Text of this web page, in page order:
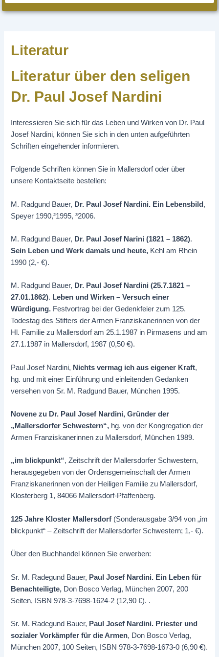
Literatur
Literatur über den seligen
Dr. Paul Josef Nardini
Interessieren Sie sich für das Leben und Wirken von Dr. Paul
Josef Nardini, können Sie sich in den unten aufgeführten
Schriften eingehender informieren.
Folgende Schriften können Sie in Mallersdorf oder über
unsere Kontaktseite bestellen:
M. Radgund Bauer, Dr. Paul Josef Nardini. Ein Lebensbild ,
Speyer 1990,²1995, ³2006.
M. Radgund Bauer, Dr. Paul Josef Narini (1821 – 1862).
Sein Leben und Werk damals und heute, Kehl am Rhein
1990 (2,- €).
M. Radgund Bauer, Dr. Paul Josef Nardini (25.7.1821 –
27.01.1862). Leben und Wirken – Versuch einer
Würdigung. Festvortrag bei der Gedenkfeier zum 125.
Todestag des Stifters der Armen Franziskanerinnen von der
Hl. Familie zu Mallersdorf am 25.1.1987 in Pirmasens und am
27.1.1987 in Mallersdorf, 1987 (0,50 €).
Paul Josef Nardini, Nichts vermag ich aus eigener Kraft,
hg. und mit einer Einführung und einleitenden Gedanken
versehen von Sr. M. Radgund Bauer, München 1995.
Novene zu Dr. Paul Josef Nardini, Gründer der
„Mallersdorfer Schwestern“, hg. von der Kongregation der
Armen Franziskanerinnen zu Mallersdorf, München 1989.
„im blickpunkt“, Zeitschrift der Mallersdorfer Schwestern,
herausgegeben von der Ordensgemeinschaft der Armen
Franziskanerinnen von der Heiligen Familie zu Mallersdorf,
Klosterberg 1, 84066 Mallersdorf-Pfaffenberg.
125 Jahre Kloster Mallersdorf (Sonderausgabe 3/94 von „im
blickpunkt“ – Zeitschrift der Mallersdorfer Schwestern; 1,- €).
Über den Buchhandel können Sie erwerben:
Sr. M. Radegund Bauer, Paul Josef Nardini. Ein Leben für
Benachteiligte, Don Bosco Verlag, München 2007, 200
Seiten, ISBN 978-3-7698-1624-2 (12,90 €). .
Sr. M. Radegund Bauer, Paul Josef Nardini. Priester und
sozialer Vorkämpfer für die Armen, Don Bosco Verlag,
München 2007, 100 Seiten, ISBN 978-3-7698-1673-0 (6,90 €).